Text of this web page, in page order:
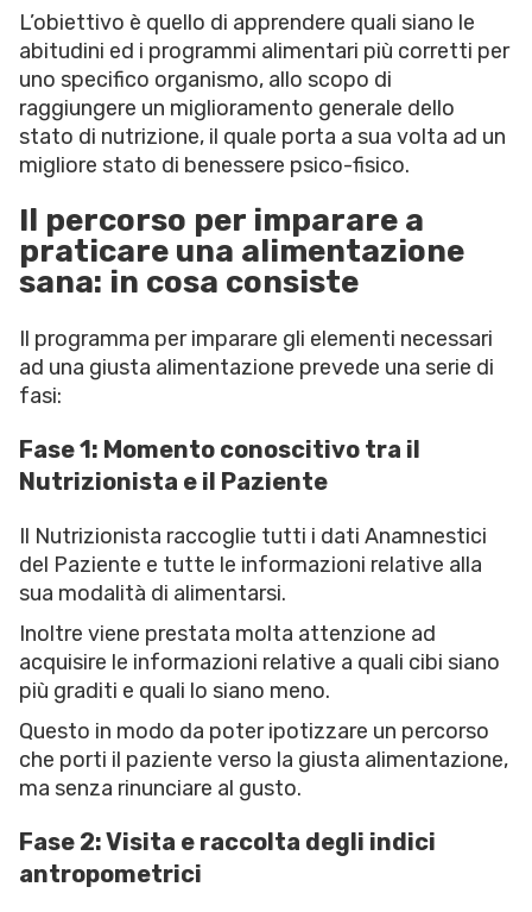
L’obiettivo è quello di apprendere quali siano le
abitudini ed i programmi alimentari più corretti per
uno specifico organismo, allo scopo di
raggiungere un miglioramento generale dello
stato di nutrizione, il quale porta a sua volta ad un
migliore stato di benessere psico-fisico.
Il percorso per imparare a
praticare una alimentazione
sana: in cosa consiste
Il programma per imparare gli elementi necessari
ad una giusta alimentazione prevede una serie di
fasi:
Fase 1: Momento conoscitivo tra il
Nutrizionista e il Paziente
Il Nutrizionista raccoglie tutti i dati Anamnestici
del Paziente e tutte le informazioni relative alla
sua modalità di alimentarsi.
Inoltre viene prestata molta attenzione ad
acquisire le informazioni relative a quali cibi siano
più graditi e quali lo siano meno.
Questo in modo da poter ipotizzare un percorso
che porti il paziente verso la giusta alimentazione,
ma senza rinunciare al gusto.
Fase 2: Visita e raccolta degli indici
antropometrici